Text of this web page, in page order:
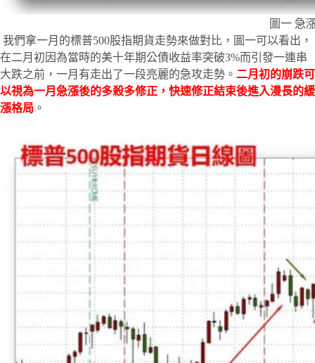
圖一 急
我們拿一月的標普500股指期貨走勢來做對比，圖一可以看出，
在二月初因為當時的美十年期公債收益率突破3%而引發一連串
大跌之前，一月有走出了一段亮麗的急攻走勢。 二月初的崩跌可
以視為一月急漲後的多殺多修正，快速修正結束後進入漫長的緩
漲格局 。